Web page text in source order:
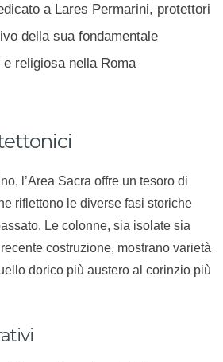
a Lares Permarini, protettori
della sua fondamentale
religiosa nella Roma
l’Area Sacra offre un tesoro di
riflettono le diverse fasi storiche
Le colonne, sia isolate sia
costruzione, mostrano varietà
dorico più austero al corinzio più